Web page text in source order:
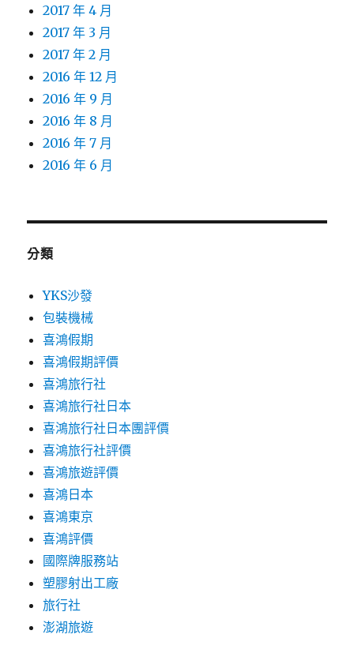
2017 年 4 月
2017 年 3 月
2017 年 2 月
2016 年 12 月
2016 年 9 月
2016 年 8 月
2016 年 7 月
2016 年 6 月
分類
YKS沙發
包裝機械
喜鴻假期
喜鴻假期評價
喜鴻旅行社
喜鴻旅行社日本
喜鴻旅行社日本團評價
喜鴻旅行社評價
喜鴻旅遊評價
喜鴻日本
喜鴻東京
喜鴻評價
國際牌服務站
塑膠射出工廠
旅行社
澎湖旅遊